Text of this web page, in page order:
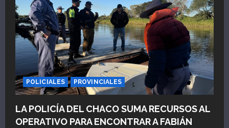
ó
n
d
e
e
n
POLICIALES PROVINCIALES
LA POLICÍA DEL CHACO SUMA RECURSOS AL
OPERATIVO PARA ENCONTRAR A FABIÁN